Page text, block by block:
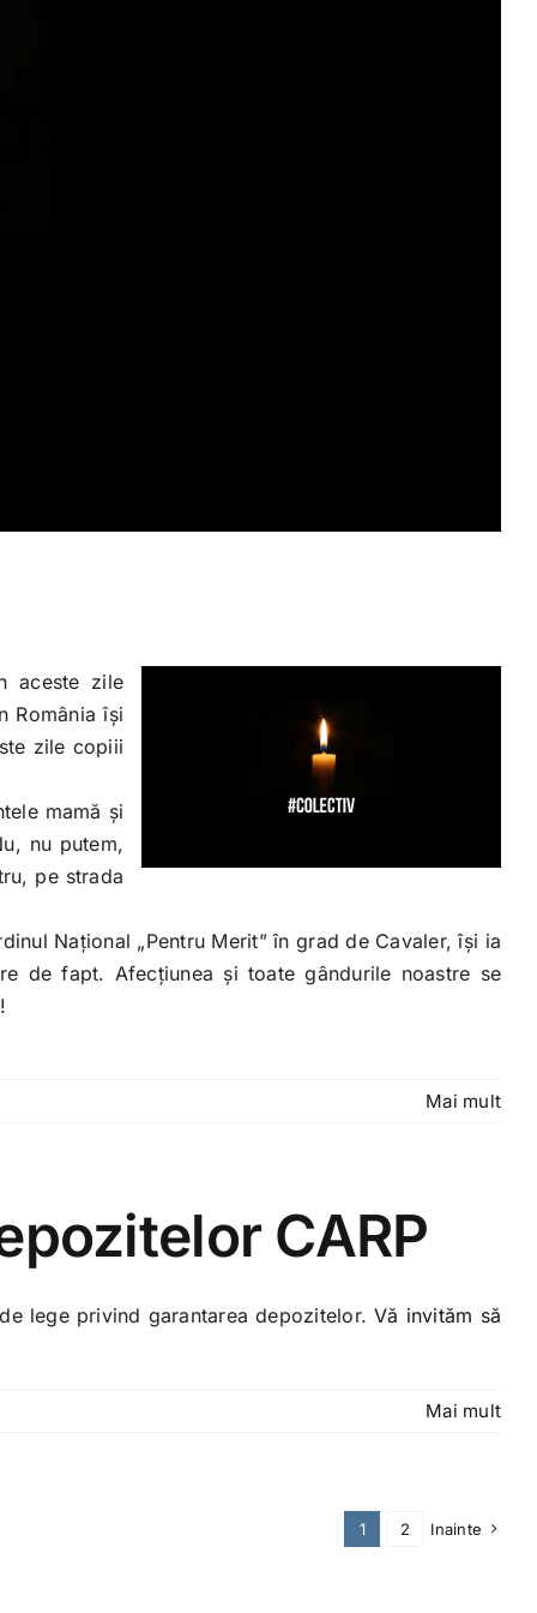
aceste zile
România îşi
zile copiii
mamă şi
nu putem,
pe strada
Naţional „Pentru Merit” în grad de Cavaler, îşi ia
de fapt. Afecţiunea şi toate gândurile noastre se
Mai mult
CARP
lege privind garantarea depozitelor.Vă invităm să
Mai mult
1 2 Inainte